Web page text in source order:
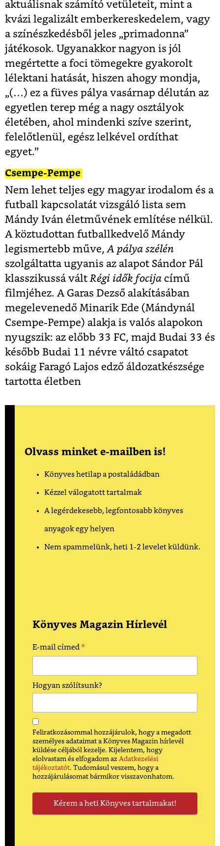
aktuálisnak számító vetületeit, mint a
kvázi legalizált emberkereskedelem, vagy
a színészkedésből jeles „primadonna”
játékosok. Ugyanakkor nagyon is jól
megértette a foci tömegekre gyakorolt
lélektani hatását, hiszen ahogy mondja,
„(…) ez a füves pálya vasárnap délután az
egyetlen terep még a nagy osztályok
életében, ahol mindenki szíve szerint,
felelőtlenül, egész lelkével ordíthat
egyet.”
Csempe-Pempe
Nem lehet teljes egy magyar irodalom és a
futball kapcsolatát vizsgáló lista sem
Mándy Iván életművének említése nélkül.
A köztudottan futballkedvelő Mándy
legismertebb műve,A pálya szélén
szolgáltatta ugyanis az alapot Sándor Pál
klasszikussá váltRégi idők focija című
filmjéhez. A Garas Dezső alakításában
megelevenedő Minarik Ede (Mándynál
Csempe-Pempe) alakja is valós alapokon
nyugszik: az előbb 33 FC, majd Budai 33 és
később Budai 11 névre váltó csapatot
sokáig Faragó Lajos edző áldozatkészsége
tartotta életben
Olvass minket e-mailben is!
Könyves hetilap a postaládádban
Kézzel válogatott tartalmak
A legérdekesebb, legfontosabb könyves
anyagok egy helyen
Nem spammelünk, heti 1-2 levelet küldünk.
Könyves Magazin Hírlevél
E-mail címed*
Hogyan szólítsunk?
Feliratkozásommal hozzájárulok, hogy a megadott
személyes adataimat a Könyves Magazin hírlevél
küldése céljából kezelje. Kijelentem, hogy
elolvastam és elfogadom az Adatkezelési
tájékoztatót. Tudomásul veszem, hogy a
hozzájárulásomat bármikor visszavonhatom.